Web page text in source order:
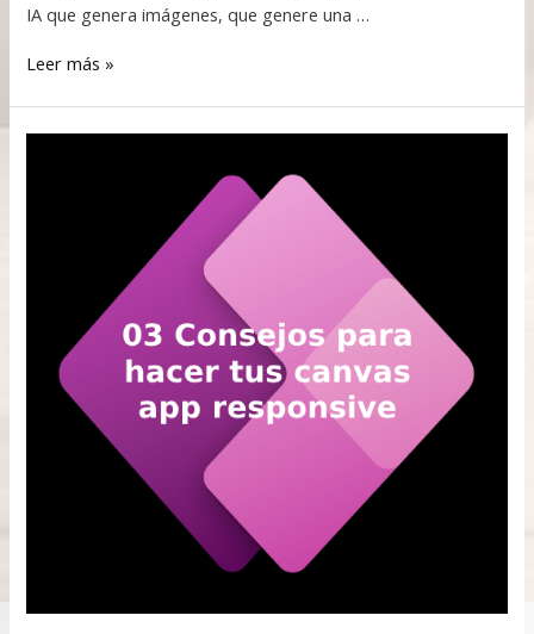
IA que genera imágenes, que genere una …
Leer más »